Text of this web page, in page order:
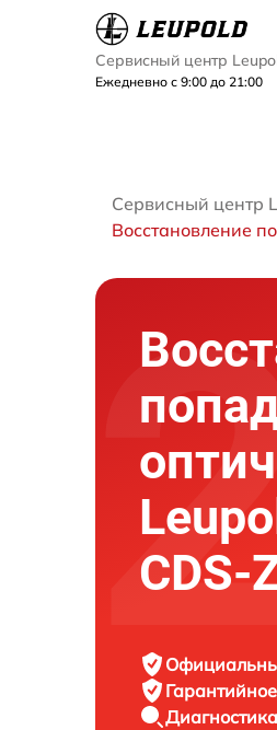
Сервисный центр
Ежедневно с 9:00 до 21:00
Сервисный центр
Восстановление
CDS-